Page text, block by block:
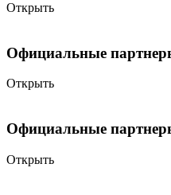
Открыть
Официальные
Открыть
Официальные
Открыть